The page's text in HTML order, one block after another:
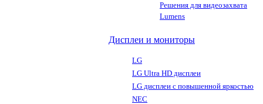
Решения для видеозахвата
Lumens
Дисплеи и мониторы
LG
LG Ultra HD дисплеи
LG дисплеи с повышенной яркостью
NEC